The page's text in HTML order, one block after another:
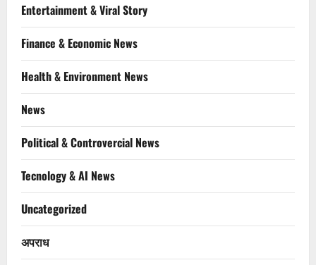
Entertainment & Viral Story
Finance & Economic News
Health & Environment News
News
Political & Controvercial News
Tecnology & AI News
Uncategorized
अपराध